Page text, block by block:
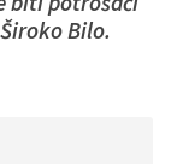
Bilo.